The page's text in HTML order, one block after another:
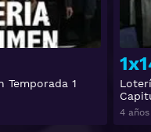
Temporada 1
4